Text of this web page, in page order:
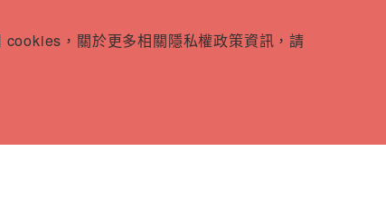
，關於更多相關隱私權政策資訊，請